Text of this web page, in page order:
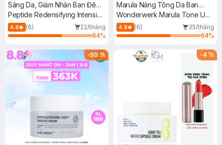
Sáng Da, Giảm Nhăn Ban Đêm
15g
Peptide Redensifying Intensive
Cream
4.8 (6)
22/tháng
64%
Marula Nâng Tông Da Ban
Ngày 10ml
Wonderwerk Marula Tone Up
Mini
4.8 (6)
35/tháng
64%
-50% -4 %